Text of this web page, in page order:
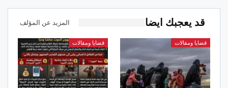
قد يعجبك ايضا المزيد عن المؤلف
قضايا ومقالات قضايا ومقالات